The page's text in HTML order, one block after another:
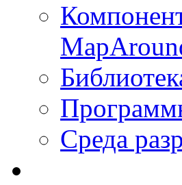
Среда